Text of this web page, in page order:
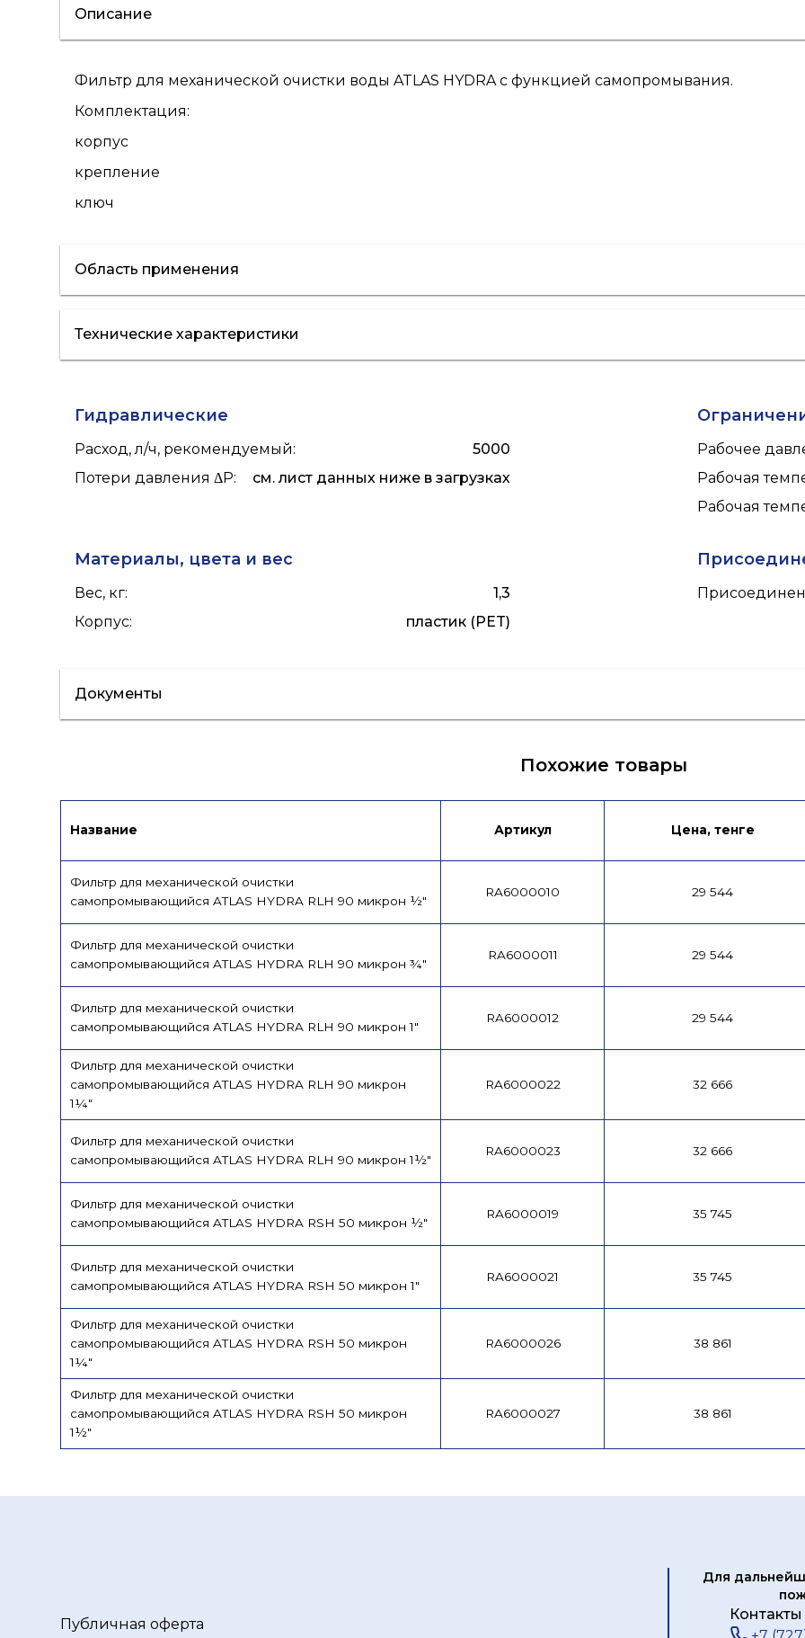
Описание
Фильтр для механической очистки воды ATLAS HYDRA с функцией самопромывания.
Комплектация:
корпус
крепление
ключ
Область применения
холодная вода
Технические характеристики
Гидравлические
Расход, л/ч, рекомендуемый:
5000
Потери давления ΔP: см. лист данных ниже в загрузках
Рабочее
Рабочая
Рабочая
Материалы, цвета и вес
Вес, кг:
1,3
Корпус: пластик (PET)
Документы
Похожие товары
Название Артикул Цена, тенге
Фильтр для механической очистки
самопромывающийся ATLAS HYDRA RLH 90 микрон ½"
RA6000010 29 544
Фильтр для механической очистки
самопромывающийся ATLAS HYDRA RLH 90 микрон ¾"
RA6000011 29 544
Фильтр для механической очистки
самопромывающийся ATLAS HYDRA RLH 90 микрон 1"
RA6000012 29 544
Фильтр для механической очистки
самопромывающийся ATLAS HYDRA RLH 90 микрон
1¼"
RA6000022 32 666
Фильтр для механической очистки
самопромывающийся ATLAS HYDRA RLH 90 микрон 1½"
RA6000023 32 666
Фильтр для механической очистки
самопромывающийся ATLAS HYDRA RSH 50 микрон ½"
RA6000019 35 745
Фильтр для механической очистки
самопромывающийся ATLAS HYDRA RSH 50 микрон 1"
RA6000021 35 745
Фильтр для механической очистки
самопромывающийся ATLAS HYDRA RSH 50 микрон
1¼"
RA6000026 38 861
Фильтр для механической очистки
самопромывающийся ATLAS HYDRA RSH 50 микрон
1½"
RA6000027 38 861
Публичная оферта
Для